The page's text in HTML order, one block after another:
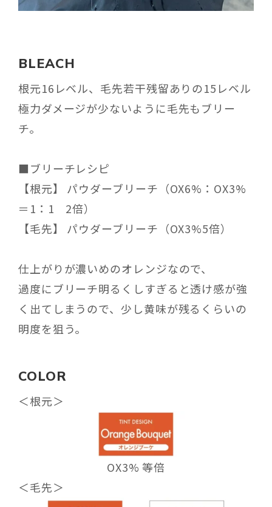
BLEACH
根元16レベル、毛先若干残留ありの15レベル
極力ダメージが少ないように毛先もブリー
チ。
■ブリーチレシピ
【根元】 パウダーブリーチ（OX6%：OX3%
＝1：1 2倍）
【毛先】 パウダーブリーチ（OX3%5倍）
仕上がりが濃いめのオレンジなので、
過度にブリーチ明るくしすぎると透け感が強
く出てしまうので、少し黄味が残るくらいの
明度を狙う。
COLOR
＜根元＞
OX3% 等倍
＜毛先＞